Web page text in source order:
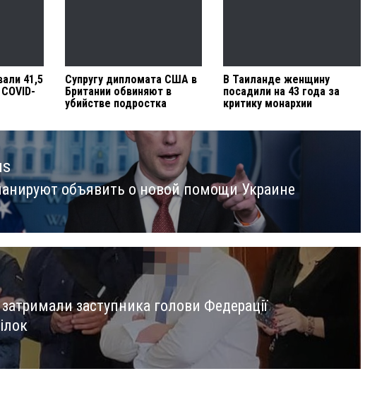
41,5
Супругу дипломата США в
Британии обвиняют в
убийстве подростка
В Таиланде женщину
посадили на 43 года за
критику монархии
объявить о новой помощи Украине
заступника голови Федерації